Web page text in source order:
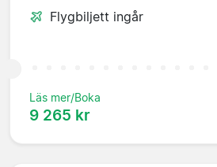
Flygbiljett ingår
Läs mer/Boka
9 265 kr